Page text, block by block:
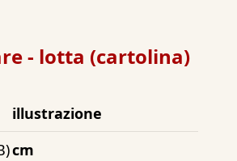
- lotta (cartolina)
illustrazione
cm